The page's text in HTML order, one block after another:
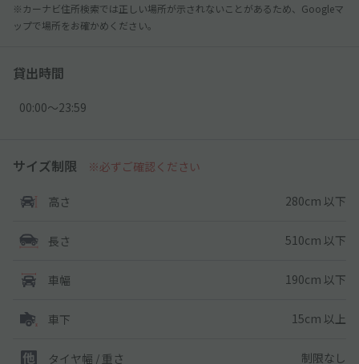
※カーナビ住所検索では正しい場所が示されないことがあるため、Googleマ
ップで場所をお確かめください。
貸出時間
00:00〜23:59
サイズ制限 ※必ずご確認ください
高さ 280cm 以下
長さ 510cm 以下
車幅 190cm 以下
車下 15cm 以上
タイヤ幅 / 重さ 制限なし